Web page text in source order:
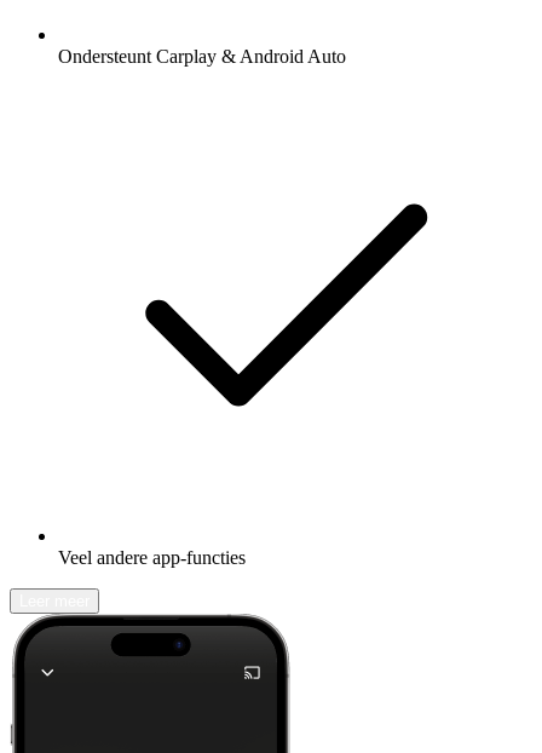
Ondersteunt Carplay & Android Auto
Veel andere app-functies